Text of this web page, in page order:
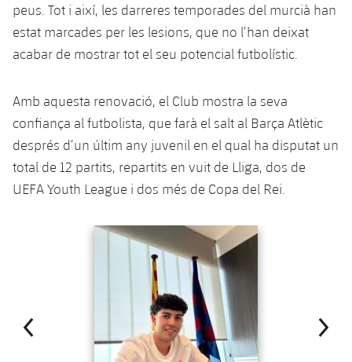
peus. Tot i així, les darreres temporades del murcià han
estat marcades per les lesions, que no l’han deixat
acabar de mostrar tot el seu potencial futbolístic.
Amb aquesta renovació, el Club mostra la seva
confiança al futbolista, que farà el salt al Barça Atlètic
després d’un últim any juvenil en el qual ha disputat un
total de 12 partits, repartits en vuit de Lliga, dos de
UEFA Youth League i dos més de Copa del Rei.
label.aria.chevronleft